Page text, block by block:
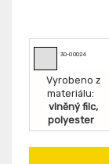
30-00024
Vyrobeno z
materiálu:
vlněný filc,
polyester